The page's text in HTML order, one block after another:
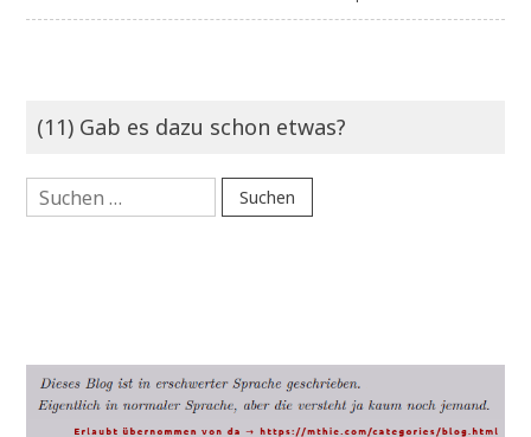
(11) Gab es dazu schon etwas?
Suchen
nach: